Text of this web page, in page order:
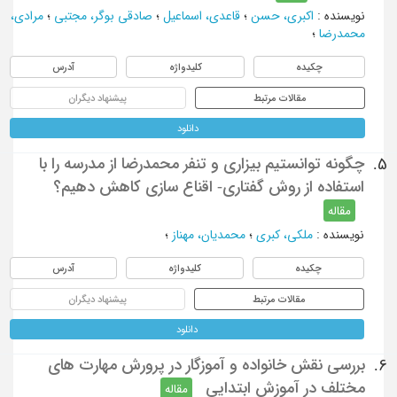
نویسنده: اکبری، حسن؛ قاعدی، اسماعیل ؛ صادقی بوگر، مجتبی ؛ مرادی،
محمدرضا؛
چکیده کلیدواژه آدرس
مقالات مرتبط پیشنهاد دیگران
دانلود
5.
چگونه توانستیم بیزاری و تنفر محمدرضا از مدرسه را با
استفاده از روش گفتاری- اقناع سازی کاهش دهیم؟
مقاله
نویسنده: ملکی، کبری؛ محمدیان، مهناز؛
چکیده کلیدواژه آدرس
مقالات مرتبط پیشنهاد دیگران
دانلود
6.
بررسی نقش خانواده و آموزگار در پرورش مهارت های
مختلف در آموزش ابتدایی
مقاله